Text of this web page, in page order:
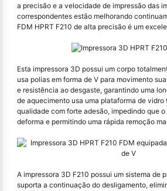
a precisão e a velocidade de impressão das
correspondentes estão melhorando
FDM HPRT F210 de alta precisão é um
Esta impressora 3D possui um corpo
usa polias em forma de V para movimento
e resistência ao desgaste, garantindo uma
de aquecimento usa uma plataforma de vidro
qualidade com forte adesão, impedindo que
deforma e permitindo uma rápida remoção
A impressora 3D F210 possui um sistema de
suporta a continuação do desligamento,